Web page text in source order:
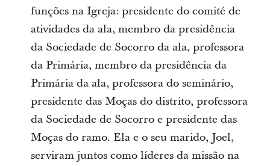
funções na Igreja: presidente do comité de
atividades da ala, membro da presidência
da Sociedade de Socorro da ala, professora
da Primária, membro da presidência da
Primária da ala, professora do seminário,
presidente das Moças do distrito, professora
da Sociedade de Socorro e presidente das
Moças do ramo. Ela e o seu marido, Joel,
serviram juntos como líderes da missão na